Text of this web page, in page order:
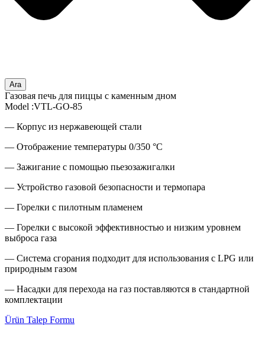
Ara
Газовая печь для пиццы с каменным дном
Model :VTL-GO-85
— Корпус из нержавеющей стали
— Отображение температуры 0/350 °C
— Зажигание с помощью пьезозажигалки
— Устройство газовой безопасности и термопара
— Горелки с пилотным пламенем
— Горелки с высокой эффективностью и низким уровнем
выброса газа
— Система сгорания подходит для использования с LPG или
природным газом
— Насадки для перехода на газ поставляются в стандартной
комплектации
Ürün Talep Formu